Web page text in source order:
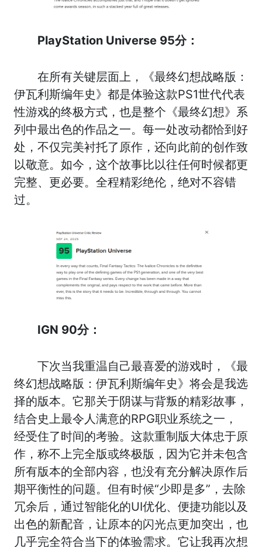
PlayStation Universe 95分：
在所有关键层面上，《最终幻想战略版：
伊瓦利斯编年史》都是体验这款PS1世代代表
性游戏的终极方式，也是整个《最终幻想》系
列中最出色的作品之一。每一处改动都恰到好
处，不仅完美衬托了原作，还向此前的创作致
以敬意。如今，这个故事比以往任何时候都更
完整、更必要。全程精彩绝伦，绝对不容错
过。
IGN 90分：
下次当我重温自己最喜爱的游戏时，《最
终幻想战略版：伊瓦利斯编年史》将会是我选
择的版本。它那关于阴谋与背叛的精彩故事，
结合史上最令人满意的RPG职业系统之一，
经受住了时间的考验。这款重制版大体忠于原
作，称不上完全版或终极版，因为它并未包含
所有版本的全部内容，也没有充分解决原作后
期平衡性的问题。但有时候“少即是多”，去除
冗余后，通过智能化的UI优化、便捷功能以及
出色的新配音，让原本的闪光点更加突出，也
几乎完全符合当下的体验需求。它让我再次想